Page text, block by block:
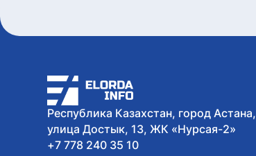
Республика Казахстан, город Астана,
улица Достык, 13, ЖК «Нурсая-2»
+7 778 240 35 10